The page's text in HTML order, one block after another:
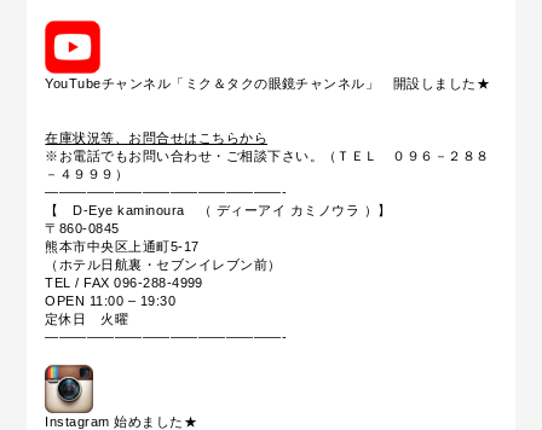
YouTubeチャンネル「ミク＆タクの眼鏡チャンネル」 開設しました★
在庫状況等、お問合せはこちらから
※お電話でもお問い合わせ・ご相談下さい。（ＴＥＬ ０９６－２８８
－４９９９）
—————————————————-
【 D-Eye kaminoura （ ディーアイ カミノウラ ）】
〒860-0845
熊本市中央区上通町5-17
（ホテル日航裏・セブンイレブン前）
TEL / FAX 096-288-4999
OPEN 11:00 – 19:30
定休日 火曜
—————————————————-
Instagram 始めました ★